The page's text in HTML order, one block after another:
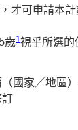
才可申請本計
歲1 1 參考腳註1
視乎所選的
國家╱地區